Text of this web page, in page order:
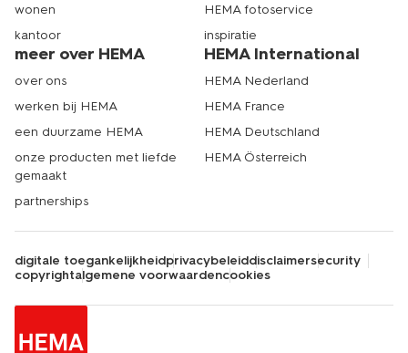
wonen
kantoor
HEMA fotoservice
inspiratie
meer over HEMA
over ons
werken bij HEMA
een duurzame HEMA
onze producten met liefde
gemaakt
partnerships
HEMA International
HEMA Nederland
HEMA France
HEMA Deutschland
HEMA Österreich
digitale toegankelijkheidprivacybeleiddisclaimersecurity
copyrightalgemene voorwaardencookies